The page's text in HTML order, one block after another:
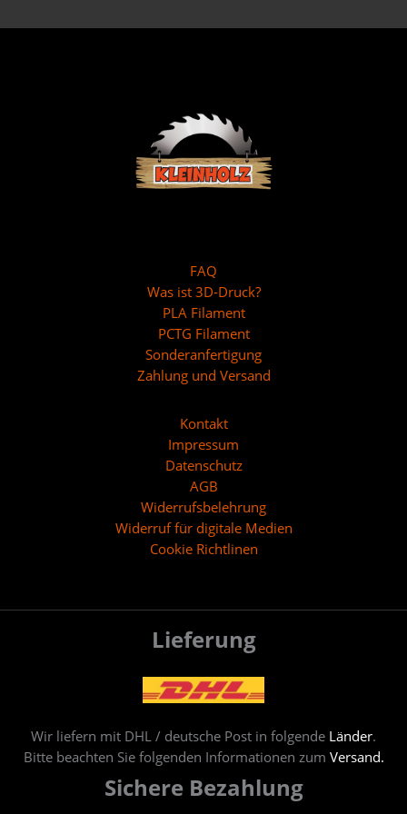
FAQ
Was ist 3D-Druck?
PLA Filament
PCTG Filament
Sonderanfertigung
Zahlung und Versand
Kontakt
Impressum
Datenschutz
AGB
Widerrufsbelehrung
Widerruf für digitale Medien
Cookie Richtlinen
Lieferung
Wir liefern mit DHL / deutsche Post in folgende Länder.
Bitte beachten Sie folgenden Informationen zum Versand.
Sichere Bezahlung